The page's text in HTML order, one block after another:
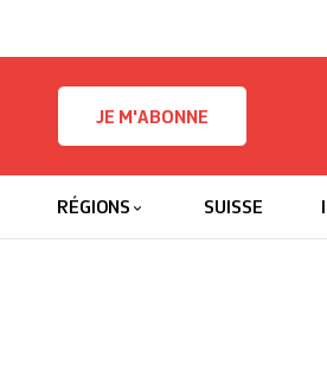
JE M'ABONNE
RÉGIONS SUISSE